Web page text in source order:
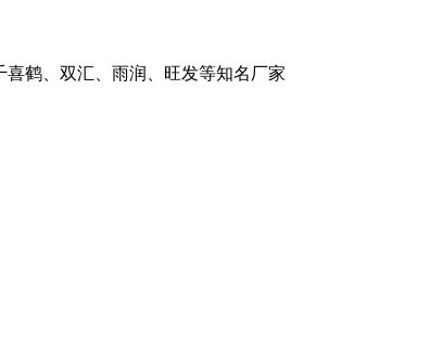
鹤、双汇、雨润、旺发等知名厂家